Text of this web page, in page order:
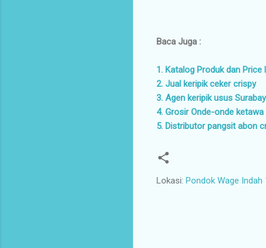
Baca Juga :
1. Katalog Produk dan Price
2. Jual keripik ceker crispy
3. Agen keripik usus
4. Grosir Onde-onde ketawa
5. Distributor pangsit abon
Lokasi: Pondok Wage Indah